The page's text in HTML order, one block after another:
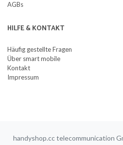
AGBs
HILFE & KONTAKT
Häufig gestellte Fragen
Über smart mobile
Kontakt
Impressum
handyshop.cc telecommunication